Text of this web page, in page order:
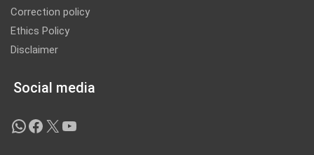
Correction policy
Ethics Policy
Disclaimer
Social media
WhatsApp
Facebook
X YouTube